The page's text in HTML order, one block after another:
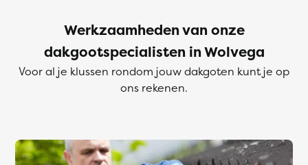
Werkzaamheden van onze
dakgootspecialisten in Wolvega
Voor al je klussen rondom jouw dakgoten kunt je op
ons rekenen.